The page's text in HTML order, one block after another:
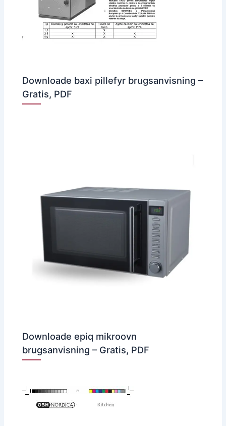
Downloade baxi pillefyr brugsanvisning –
Gratis, PDF
Downloade epiq mikroovn
brugsanvisning – Gratis, PDF